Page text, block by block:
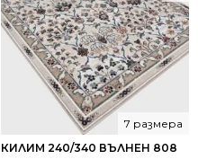
КИЛИМ 240/340 ВЪЛНЕН 808
7 размера